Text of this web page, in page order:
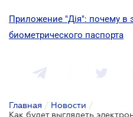
Приложение "Дія": почему в
биометрического паспорта
Главная / Новости /